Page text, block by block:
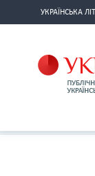
УКРАЇНСЬКА